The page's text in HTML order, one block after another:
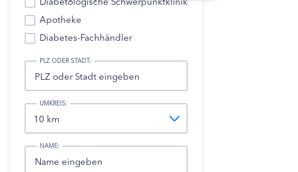
Apotheke
Diabetes-Fachhändler
PLZ ODER STADT:
UMKREIS:
NAME: